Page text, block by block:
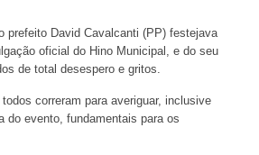
prefeito David Cavalcanti (PP) festejava
oficial do Hino Municipal, e do seu
de total desespero e gritos.
correram para averiguar, inclusive
evento, fundamentais para os